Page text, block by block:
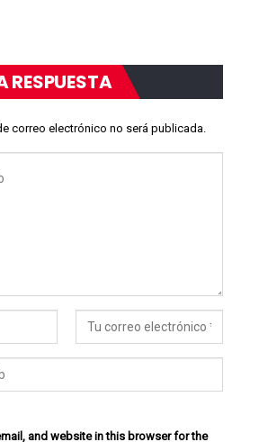
RESPUESTA
correo electrónico no será publicada.
and website in this browser for the